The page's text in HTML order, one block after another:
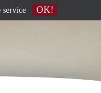
service OK!